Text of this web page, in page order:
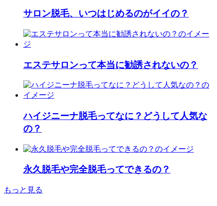
サロン脱毛、いつはじめるのがイイの？
エステサロンって本当に勧誘されないの？
ハイジニーナ脱毛ってなに？どうして人気な
の？
永久脱毛や完全脱毛ってできるの？
もっと見る